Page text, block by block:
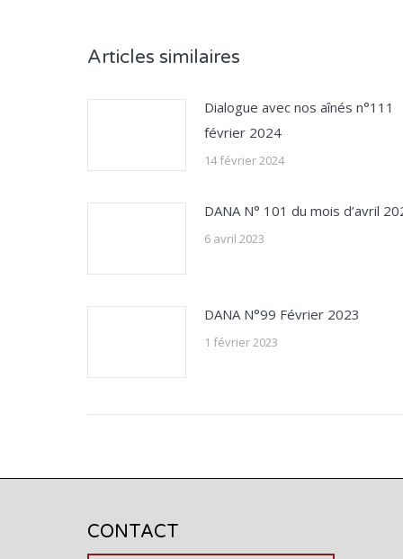
Articles similaires
Dialogue avec nos aînés n°111
février 2024
14 février 2024
DANA N° 101 du mois d’avril
6 avril 2023
DANA N°99 Février 2023
1 février 2023
CONTACT